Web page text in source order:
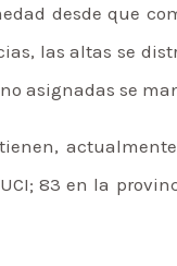
desde que
las altas se
asignadas se
83 en la